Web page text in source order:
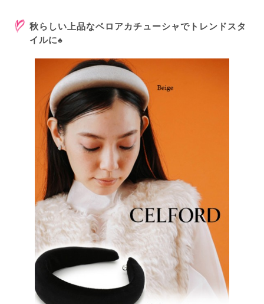
秋らしい上品なベロアカチューシャでトレンドスタ
イルに♠